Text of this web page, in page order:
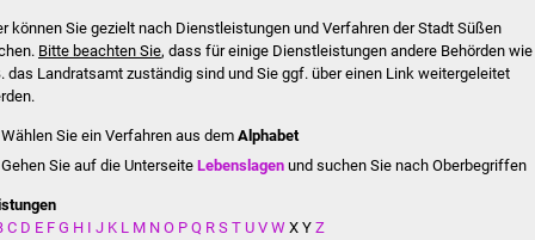
können Sie gezielt nach Dienstleistungen und Verfahren der Stadt Süßen
Bitte beachten Sie, dass für einige Dienstleistungen andere Behörden wie
das Landratsamt zuständig sind und Sie ggf. über einen Link weitergeleitet
Wählen Sie ein Verfahren aus dem Alphabet
Gehen Sie auf die UnterseiteLebenslagen und suchen Sie nach Oberbegriffen
C D E F G H I J K L M N O P Q R S T U V W X Y Z